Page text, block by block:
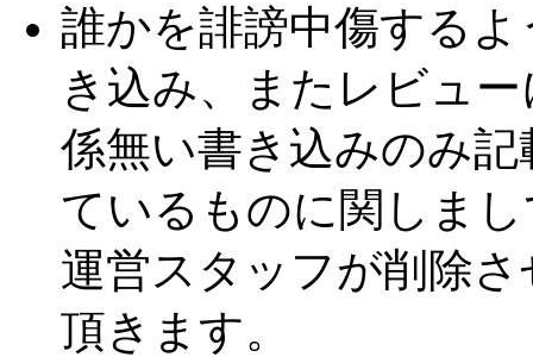
誰かを誹謗中傷するよ
き込み、またレビュー
係無い書き込みのみ記
ているものに関しま
運営スタッフが削除さ
頂きます。